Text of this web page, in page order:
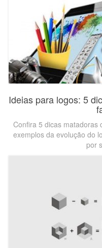
Ideias para logos: 5
Confira 5 dicas matadoras
exemplos da evolução do
por